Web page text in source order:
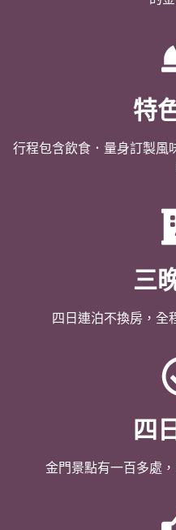
特
行程包含飲食．量身訂製風
三
四日連泊不換房，全
四
金門景點有一百多處